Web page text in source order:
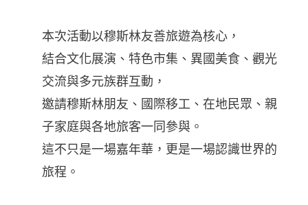
本次活動以穆斯林友善旅遊為核心，
結合文化展演、特色市集、異國美食、觀光
交流與多元族群互動，
邀請穆斯林朋友、國際移工、在地民眾、親
子家庭與各地旅客一同參與。
這不只是一場嘉年華，更是一場認識世界的
旅程。